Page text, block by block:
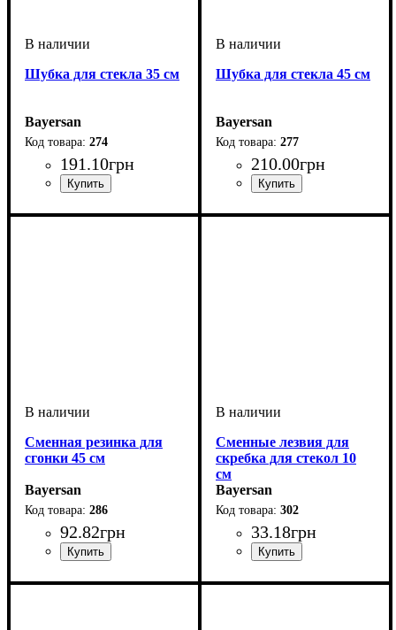
Шубка для стекла 35 см
Bayersan
274
191.10грн
Шубка для стекла 45 см
Bayersan
277
210.00грн
Сменная резинка для
сгонки 45 см
Bayersan
286
92.82грн
Сменные лезвия для
скребка для стекол 10
см
Bayersan
302
33.18грн